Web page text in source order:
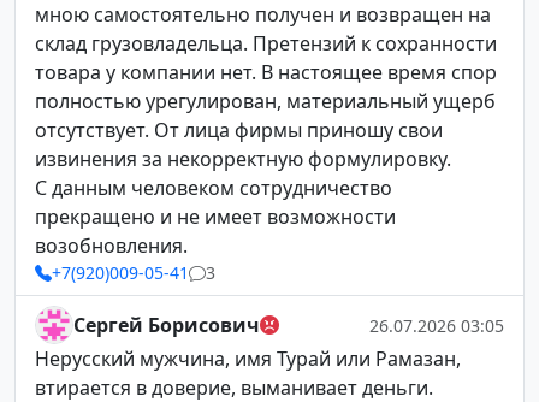
мною самостоятельно получен и возвращен на
склад грузовладельца. Претензий к сохранности
товара у компании нет. В настоящее время спор
полностью урегулирован, материальный ущерб
отсутствует. От лица фирмы приношу свои
извинения за некорректную формулировку.
С данным человеком сотрудничество
прекращено и не имеет возможности
возобновления.
+7(920)009-05-41 3
Сергей Борисович 26.07.2026 03:05
Нерусский мужчина, имя Турай или Рамазан,
втирается в доверие, выманивает деньги.